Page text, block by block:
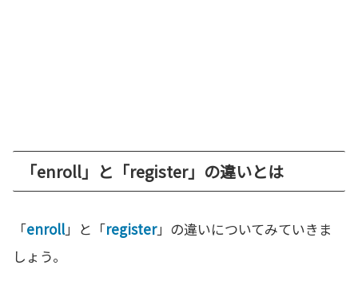
「enroll」と「register」の違いとは
「enroll」と「register」の違いについてみていきま
しょう。